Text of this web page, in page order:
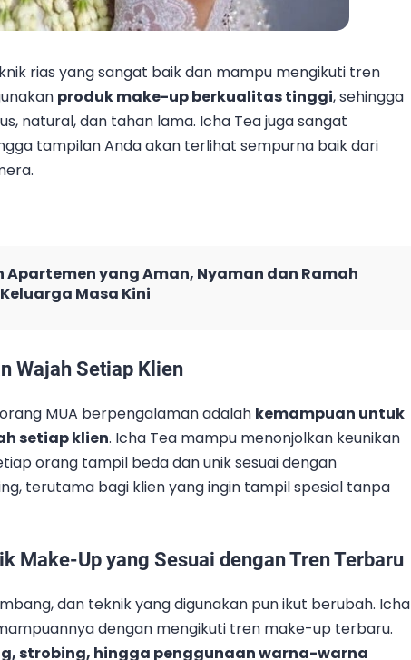
rias yang sangat baik dan mampu mengikuti tren
produk make-up berkualitas tinggi, sehingga
natural, dan tahan lama. Icha Tea juga sangat
tampilan Anda akan terlihat sempurna baik dari
Apartemen yang Aman, Nyaman dan Ramah
Masa Kini
Wajah Setiap Klien
MUA berpengalaman adalah kemampuan untuk
setiap klien. Icha Tea mampu menonjolkan keunikan
orang tampil beda dan unik sesuai dengan
terutama bagi klien yang ingin tampil spesial tanpa
Make-Up yang Sesuai dengan Tren Terbaru
dan teknik yang digunakan pun ikut berubah. Icha
dengan mengikuti tren make-up terbaru.
strobing, hingga penggunaan warna-warna